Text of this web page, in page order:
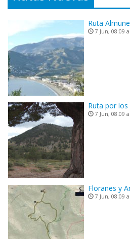
Ruta
7 Jun, 08:09
Ruta por
7 Jun, 08:09
Floranes y
7 Jun, 08:09